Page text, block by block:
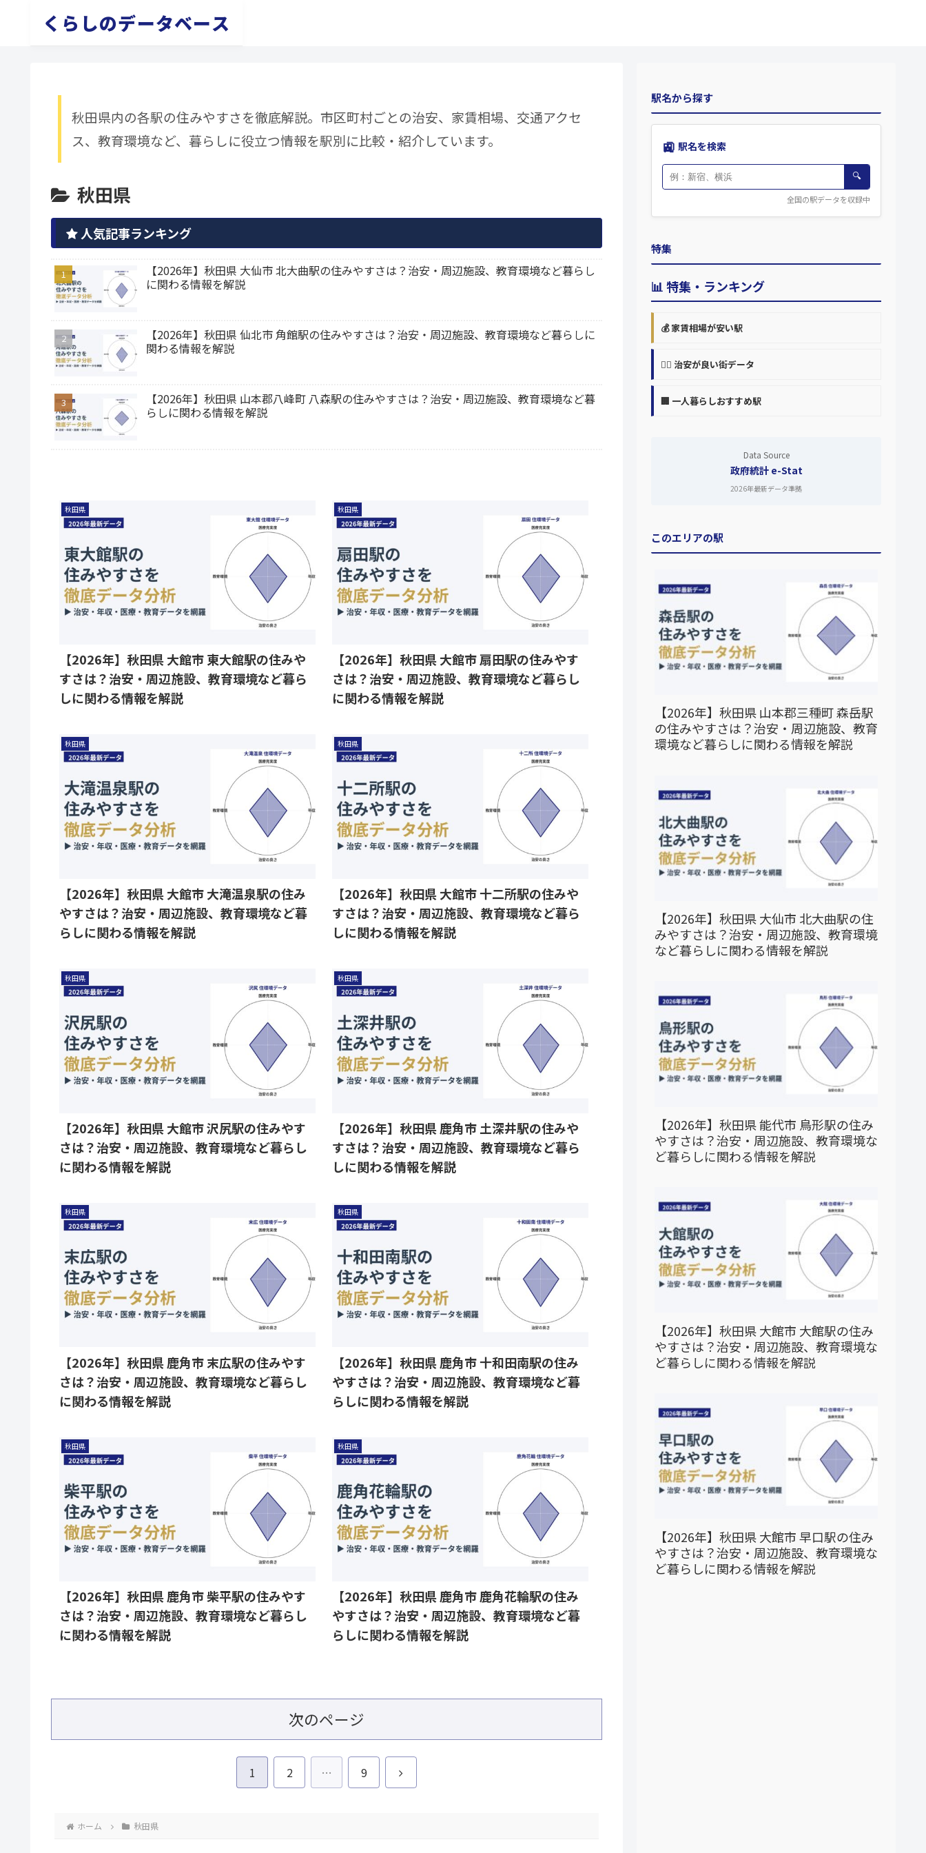
くらしのデータベース
秋田県内の各駅の住みやすさを徹底解説。市区町村ごとの治安、家賃相場、交通アクセ
ス、教育環境など、暮らしに役立つ情報を駅別に比較・紹介しています。
秋田県
人気記事ランキング
【2026年】秋田県 大仙市 北大曲駅の住みやすさは？治安・周辺施設、教育環境など暮らし
に関わる情報を解説
【2026年】秋田県 仙北市 角館駅の住みやすさは？治安・周辺施設、教育環境など暮らしに
関わる情報を解説
【2026年】秋田県 山本郡八峰町 八森駅の住みやすさは？治安・周辺施設、教育環境など暮
らしに関わる情報を解説
秋田県
【2026年】秋田県 大館市 東大館駅の住みや
すさは？治安・周辺施設、教育環境など暮ら
しに関わる情報を解説
秋田県
【2026年】秋田県 大館市 扇田駅の住みやす
さは？治安・周辺施設、教育環境など暮らし
に関わる情報を解説
秋田県
【2026年】秋田県 大館市 大滝温泉駅の住み
やすさは？治安・周辺施設、教育環境など暮
らしに関わる情報を解説
秋田県
【2026年】秋田県 大館市 十二所駅の住みや
すさは？治安・周辺施設、教育環境など暮ら
しに関わる情報を解説
秋田県
【2026年】秋田県 大館市 沢尻駅の住みやす
さは？治安・周辺施設、教育環境など暮らし
に関わる情報を解説
秋田県
【2026年】秋田県 鹿角市 土深井駅の住みや
すさは？治安・周辺施設、教育環境など暮ら
しに関わる情報を解説
秋田県
【2026年】秋田県 鹿角市 末広駅の住みやす
さは？治安・周辺施設、教育環境など暮らし
に関わる情報を解説
秋田県
【2026年】秋田県 鹿角市 十和田南駅の住み
やすさは？治安・周辺施設、教育環境など暮
らしに関わる情報を解説
秋田県
【2026年】秋田県 鹿角市 柴平駅の住みやす
さは？治安・周辺施設、教育環境など暮らし
に関わる情報を解説
秋田県
【2026年】秋田県 鹿角市 鹿角花輪駅の住み
やすさは？治安・周辺施設、教育環境など暮
らしに関わる情報を解説
次のページ
1 2 … 9
次
ホーム 秋田県
駅名から探す
🚉 駅名を検索
🔍
全国の駅データを収録中
特集
📊 特集・ランキング
💰 家賃相場が安い駅
👮‍♀️ 治安が良い街データ
🏢 一人暮らしおすすめ駅
Data Source
政府統計 e-Stat
2026年最新データ準拠
このエリアの駅
【2026年】秋田県 山本郡三種町 森岳駅
の住みやすさは？治安・周辺施設、教育
環境など暮らしに関わる情報を解説
【2026年】秋田県 大仙市 北大曲駅の住
みやすさは？治安・周辺施設、教育環境
など暮らしに関わる情報を解説
【2026年】秋田県 能代市 鳥形駅の住み
やすさは？治安・周辺施設、教育環境な
ど暮らしに関わる情報を解説
【2026年】秋田県 大館市 大館駅の住み
やすさは？治安・周辺施設、教育環境な
ど暮らしに関わる情報を解説
【2026年】秋田県 大館市 早口駅の住み
やすさは？治安・周辺施設、教育環境な
ど暮らしに関わる情報を解説